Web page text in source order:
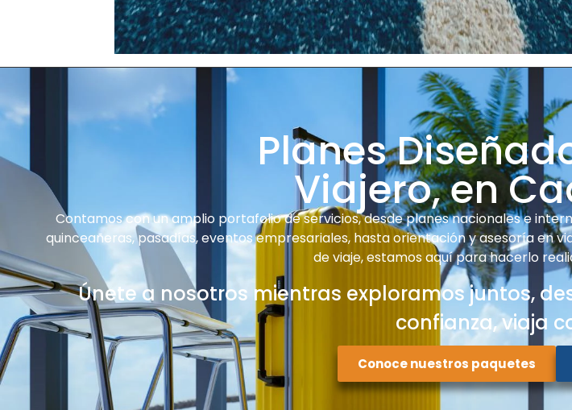
Planes
Viajero, en
Contamos con un amplio portafolio de servicios, desde planes nacionales e
quinceañeras, pasadías, eventos empresariales, hasta orientación y asesoría en
de viaje, estamos aquí para hacerlo
Únete a nosotros mientras exploramos juntos,
confianza, viaja
Conoce nuestros paquetes